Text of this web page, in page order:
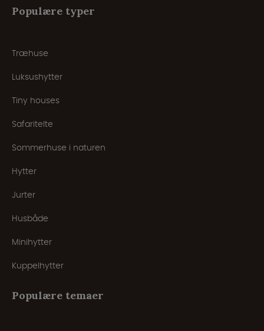
Populære typer
Træhuse
Luksushytter
Tiny houses
Safaritelte
Sommerhuse i naturen
Hytter
Jurter
Husbåde
Minihytter
Kuppelhytter
Populære temaer